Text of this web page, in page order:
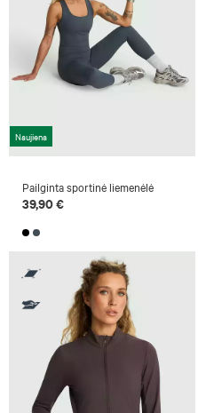
Naujiena
Pailginta sportinė liemenėlė
39,90 €